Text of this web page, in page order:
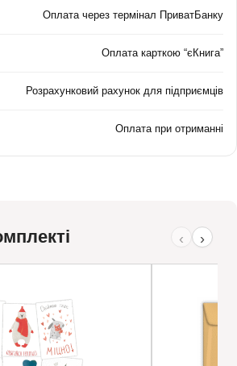
Оплата через термінал ПриватБанку
Оплата карткою “єКнига”
Розрахунковий рахунок для підприємців
Оплата при отриманні
‹ ›